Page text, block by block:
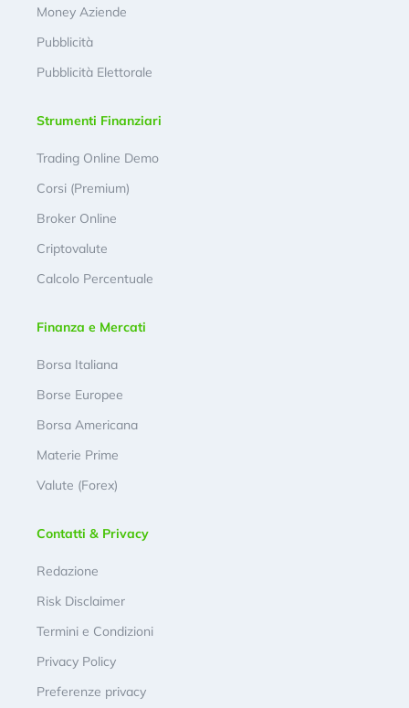
Money Aziende
Pubblicità
Pubblicità Elettorale
Strumenti Finanziari
Trading Online Demo
Corsi (Premium)
Broker Online
Criptovalute
Calcolo Percentuale
Finanza e Mercati
Borsa Italiana
Borse Europee
Borsa Americana
Materie Prime
Valute (Forex)
Contatti & Privacy
Redazione
Risk Disclaimer
Termini e Condizioni
Privacy Policy
Preferenze privacy